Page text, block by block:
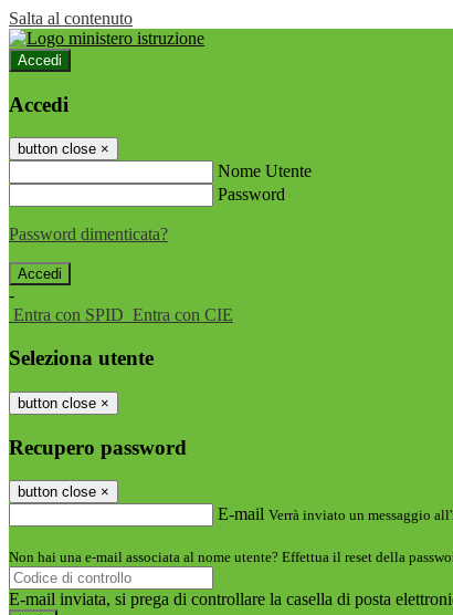
Salta al contenuto
Accedi
Accedi
button close ×
Nome Utente
Password
Password dimenticata?
-
Entra con SPID Entra con CIE
Seleziona utente
button close ×
Recupero password
button close ×
E-mail Verrà inviato un messaggio
Non hai una e-mail associata al nome utente? Effettua il reset della
E-mail inviata, si prega di controllare la casella di posta